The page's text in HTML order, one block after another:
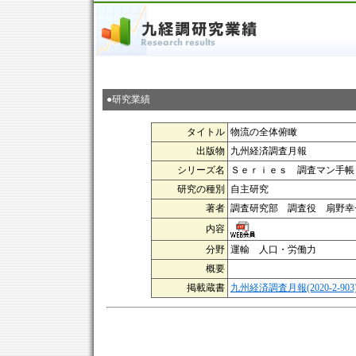
●研究業績
タイトル 物流の全体俯瞰
出版物
九州経済調査月報
シリーズ名
Ｓｅｒｉｅｓ 調査マン手帳
研究の種別
自主研究
著者 調査研究部 調査役 扇野幸
内容
分野 運輸 人口・労働力
概要
掲載蔵書 九州経済調査月報(2020-2-